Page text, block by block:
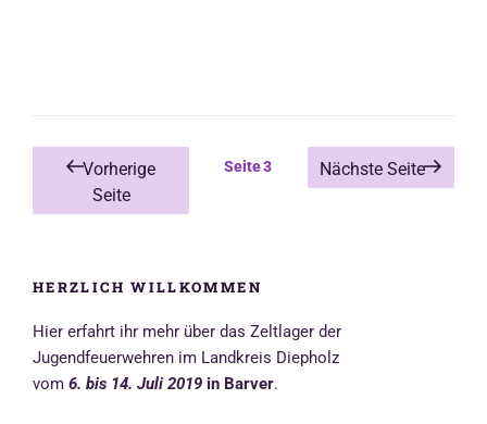
Seitennummerierung
Beiträge
Vorherige
Seite
Seite3 Nächste Seite
HERZLICH WILLKOMMEN
Hier erfahrt ihr mehr über das Zeltlager der
Jugendfeuerwehren im Landkreis Diepholz
vom 6. bis 14. Juli 2019 in Barver.